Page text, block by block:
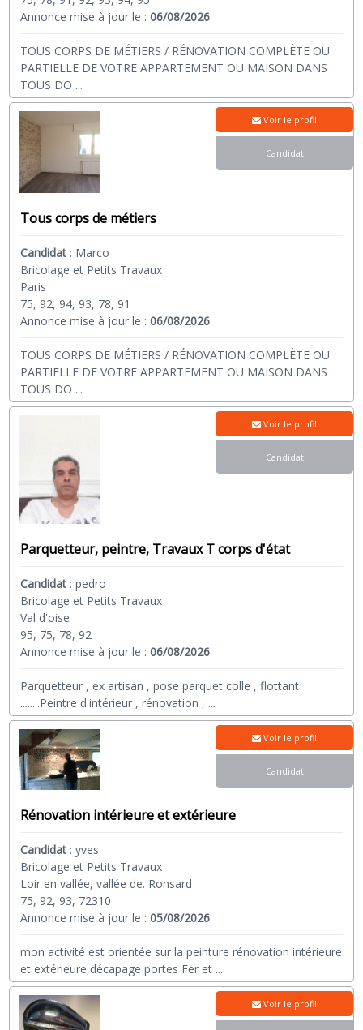
Annonce mise à jour le :06/08/2026
TOUS CORPS DE MÉTIERS / RÉNOVATION COMPLÈTE OU
PARTIELLE DE VOTRE APPARTEMENT OU MAISON DANS
TOUS DO ...
Tous corps de métiers
Candidat : Marco
Bricolage et Petits Travaux
Paris
75, 92, 94, 93, 78, 91
Annonce mise à jour le :06/08/2026
TOUS CORPS DE MÉTIERS / RÉNOVATION COMPLÈTE OU
PARTIELLE DE VOTRE APPARTEMENT OU MAISON DANS
TOUS DO ...
Voir le profil
Candidat
Parquetteur, peintre, Travaux T corps d'état
Candidat :pedro
Bricolage et Petits Travaux
Val d'oise
95, 75, 78, 92
Annonce mise à jour le :06/08/2026
Parquetteur , ex artisan , pose parquet colle , flottant
........Peintre d'intérieur , rénovation , ...
Voir le profil
Candidat
Rénovation intérieure et extérieure
Candidat :yves
Bricolage et Petits Travaux
Loir en vallée, vallée de. Ronsard
75, 92, 93, 72310
Annonce mise à jour le :05/08/2026
mon activité est orientée sur la peinture rénovation intérieure
et extérieure,décapage portes Fer et ...
Voir le profil
Candidat
Voir le profil